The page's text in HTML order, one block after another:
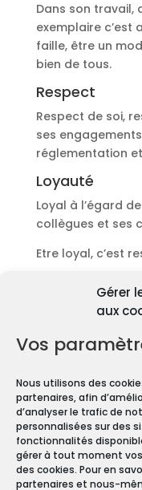
Gérer
aux
Vos
Nous utilisons des
partenaires, afin
d’analyser le trafic de
personnalisées sur des
fonctionnalités
gérer à tout moment
des cookies. Pour en
partenaires et nous-
Dans son travail,
exemplaire c’est
faille, être un
bien de tous.
Respect
Respect de soi,
ses
réglementation
Loyauté
Loyal à l’égard
collègues et ses
Etre loyal, c’est
Découvrir les
Carrez, les
obligatoires
En effet, que
ou un
Dossier de